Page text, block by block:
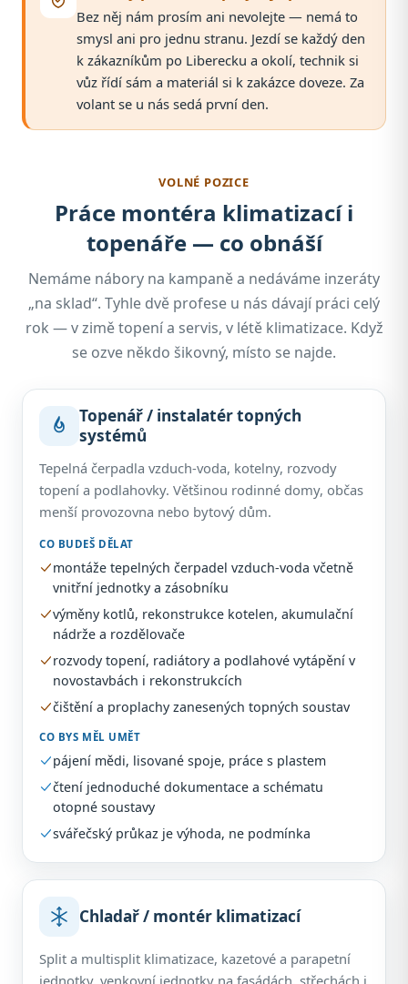
Bez něj nám prosím ani nevolejte — nemá to
smysl ani pro jednu stranu. Jezdí se každý den
k zákazníkům po Liberecku a okolí, technik si
vůz řídí sám a materiál si k zakázce doveze. Za
volant se u nás sedá první den.
VOLNÉ POZICE
Práce montéra klimatizací i
topenáře — co obnáší
Nemáme nábory na kampaně a nedáváme inzeráty
„na sklad“. Tyhle dvě profese u nás dávají práci celý
rok — v zimě topení a servis, v létě klimatizace. Když
se ozve někdo šikovný, místo se najde.
Topenář / instalatér topných
systémů
Tepelná čerpadla vzduch-voda, kotelny, rozvody
topení a podlahovky. Většinou rodinné domy, občas
menší provozovna nebo bytový dům.
CO BUDEŠ DĚLAT
montáže tepelných čerpadel vzduch-voda včetně
vnitřní jednotky a zásobníku
výměny kotlů, rekonstrukce kotelen, akumulační
nádrže a rozdělovače
rozvody topení, radiátory a podlahové vytápění v
novostavbách i rekonstrukcích
čištění a proplachy zanesených topných soustav
CO BYS MĚL UMĚT
pájení mědi, lisované spoje, práce s plastem
čtení jednoduché dokumentace a schématu
otopné soustavy
svářečský průkaz je výhoda, ne podmínka
Chladař / montér klimatizací
Split a multisplit klimatizace, kazetové a parapetní
jednotky, venkovní jednotky na fasádách, střechách i